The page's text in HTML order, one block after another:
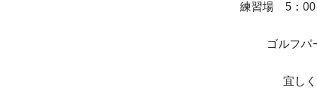
練習場 5：00
ゴルフ
宜し